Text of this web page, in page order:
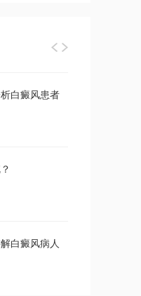
白癜风患者
白癜风病人